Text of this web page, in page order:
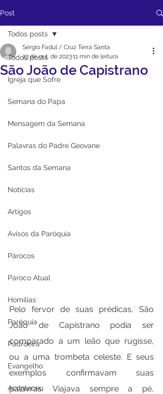
Post
Todos posts
Igreja que Sofre
Semana do Papa
Mensagem da Semana
Palavras do Padre Geovane
Santos da Semana
Notícias
Artigos
Avisos da Paróquia
Párocos
Pároco Atual
Homilias
Paróquia
Padroeira
Evangelho
Aconteceu
Todos posts
São João de Capistrano
Sérgio Fadul / Cruz Terra Santa
23 de out. de 202311 min de leitura
Pelo fervor de suas prédicas, São
João de Capistrano podia ser
comparado a um leão que rugisse,
ou a uma trombeta celeste. E seus
exemplos confirmavam suas
palavras. Viajava sempre a pé,